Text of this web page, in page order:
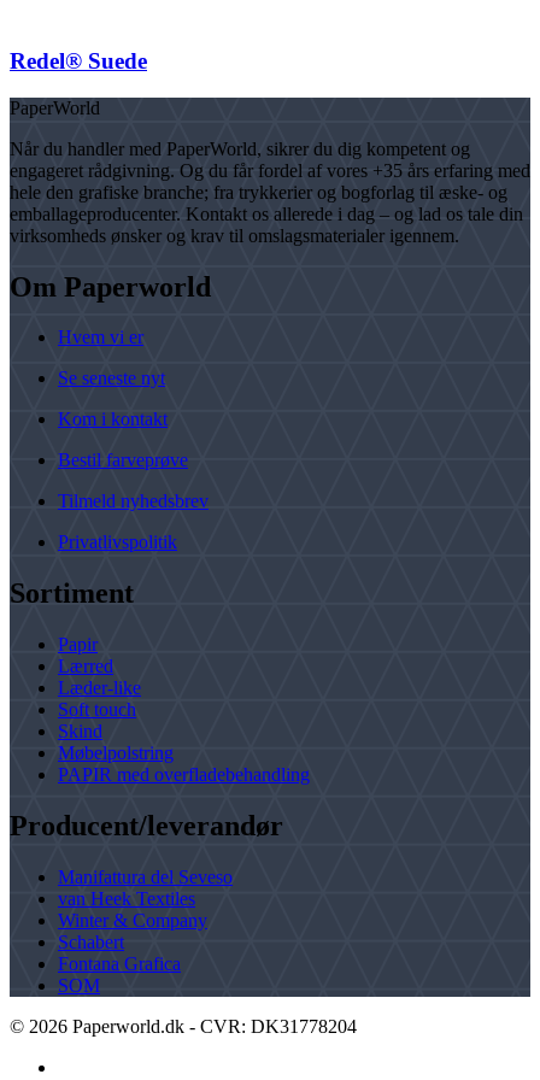
Redel® Suede
PaperWorld
Når du handler med PaperWorld, sikrer du dig kompetent og
engageret rådgivning. Og du får fordel af vores +35 års erfaring med
hele den grafiske branche; fra trykkerier og bogforlag til æske- og
emballageproducenter. Kontakt os allerede i dag – og lad os tale din
virksomheds ønsker og krav til omslagsmaterialer igennem.
Om Paperworld
Hvem vi er
Se seneste nyt
Kom i kontakt
Bestil farveprøve
Tilmeld nyhedsbrev
Privatlivspolitik
Sortiment
Papir
Lærred
Læder-like
Soft touch
Skind
Møbelpolstring
PAPIR med overfladebehandling
Producent/leverandør
Manifattura del Seveso
van Heek Textiles
Winter & Company
Schabert
Fontana Grafica
SOM
© 2026 Paperworld.dk - CVR: DK31778204